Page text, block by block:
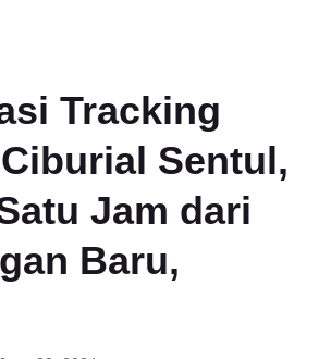
Tracking
Sentul,
Jam dari
Baru,